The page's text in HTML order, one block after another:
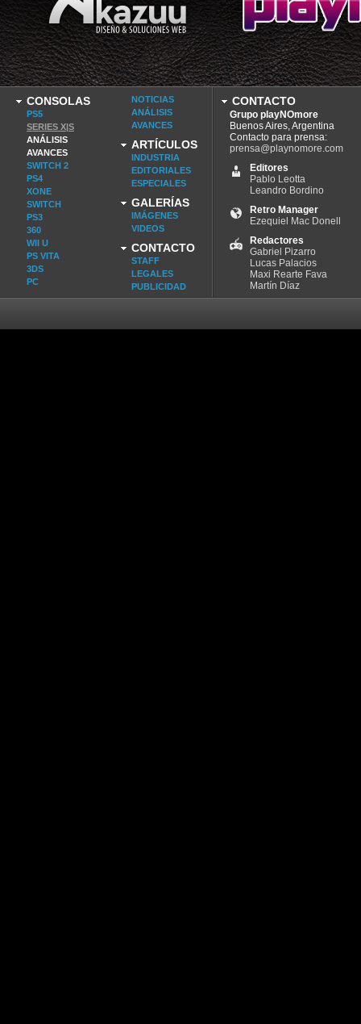
CONSOLAS
PS5
SERIES X|S
ANÁLISIS
AVANCES
SWITCH 2
PS4
XONE
SWITCH
PS3
360
WII U
PS VITA
3DS
PC
NOTICIAS
ANÁLISIS
AVANCES
ARTÍCULOS
INDUSTRIA
EDITORIALES
ESPECIALES
GALERÍAS
IMÁGENES
VIDEOS
CONTACTO
STAFF
LEGALES
PUBLICIDAD
CONTACTO
Grupo playNOmore
Buenos Aires, Argentina
Contacto para prensa:
prensa@playnomore.com
Editores
Pablo Leotta
Leandro Bordino
Retro Manager
Ezequiel Mac Donell
Redactores
Gabriel Pizarro
Lucas Palacios
Maxi Rearte Fava
Martín Díaz